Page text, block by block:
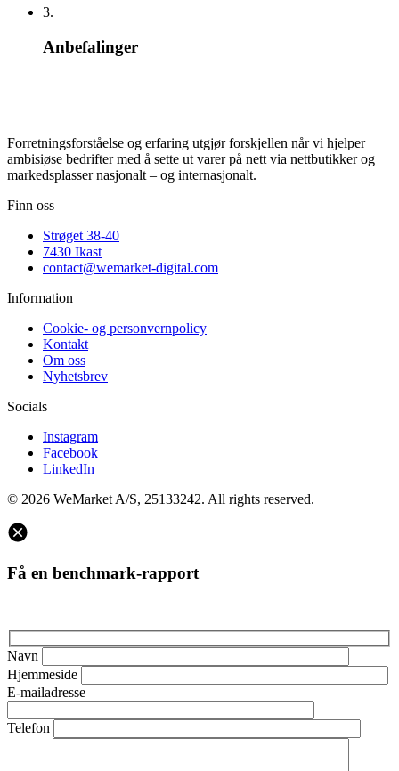
3.
Anbefalinger
Forretningsforståelse og erfaring utgjør forskjellen når vi hjelper
ambisiøse bedrifter med å sette ut varer på nett via nettbutikker og
markedsplasser nasjonalt – og internasjonalt.
Finn oss
Strøget 38-40
7430 Ikast
contact@wemarket-digital.com
Information
Cookie- og personvernpolicy
Kontakt
Om oss
Nyhetsbrev
Socials
Instagram
Facebook
LinkedIn
© 2026 WeMarket A/S, 25133242. All rights reserved.
Få en benchmark-rapport
Navn
Hjemmeside
E-mailadresse
Telefon